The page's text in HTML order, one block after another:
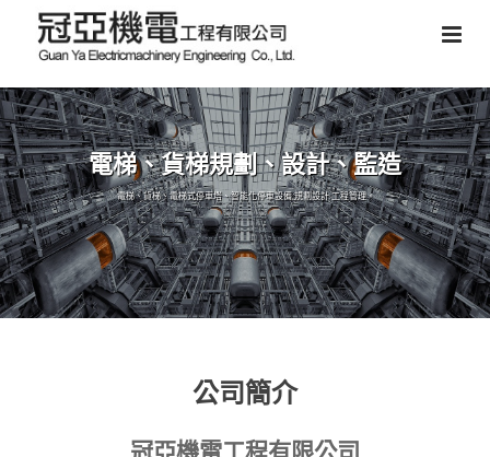
電梯、貨梯規劃、設計、監造
電梯、貨梯、電梯式停車塔、智能化停車設備,規劃設計,工程管理。
公司簡介